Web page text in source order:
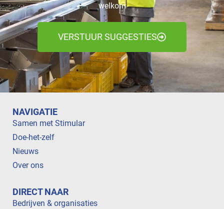
welkom
VERSTUUR SUGGESTIES
NAVIGATIE
Samen met Stimular
Doe-het-zelf
Nieuws
Over ons
DIRECT NAAR
Bedrijven & organisaties